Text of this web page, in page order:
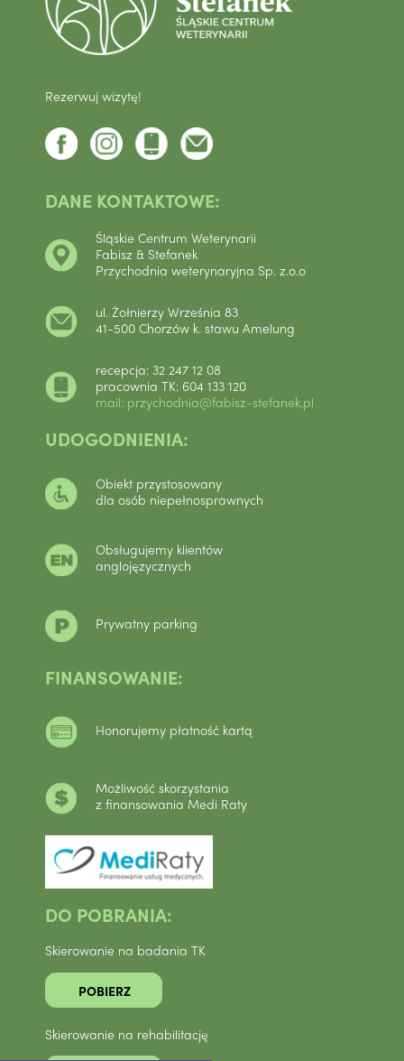
Rezerwuj wizytę!
DANE KONTAKTOWE:
Śląskie Centrum Weterynarii
Fabisz & Stefanek
Przychodnia weterynaryjna Sp. z.o.o
ul. Żołnierzy Września 83
41-500 Chorzów k. stawu Amelung
recepcja: 32 247 12 08
pracownia TK: 604 133 120
mail: przychodnia@fabisz-stefanek.pl
UDOGODNIENIA:
Obiekt przystosowany
dla osób niepełnosprawnych
Obsługujemy klientów
anglojęzycznych
Prywatny parking
FINANSOWANIE:
Honorujemy płatność kartą
Możliwość skorzystania
z finansowania Medi Raty
DO POBRANIA:
Skierowanie na badania TK
POBIERZ
Skierowanie na rehabilitację